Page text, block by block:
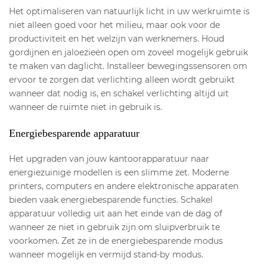
Het optimaliseren van natuurlijk licht in uw werkruimte is
niet alleen goed voor het milieu, maar ook voor de
productiviteit en het welzijn van werknemers. Houd
gordijnen en jaloezieën open om zoveel mogelijk gebruik
te maken van daglicht. Installeer bewegingssensoren om
ervoor te zorgen dat verlichting alleen wordt gebruikt
wanneer dat nodig is, en schakel verlichting altijd uit
wanneer de ruimte niet in gebruik is.
Energiebesparende apparatuur
Het upgraden van jouw kantoorapparatuur naar
energiezuinige modellen is een slimme zet. Moderne
printers, computers en andere elektronische apparaten
bieden vaak energiebesparende functies. Schakel
apparatuur volledig uit aan het einde van de dag of
wanneer ze niet in gebruik zijn om sluipverbruik te
voorkomen. Zet ze in de energiebesparende modus
wanneer mogelijk en vermijd stand-by modus.